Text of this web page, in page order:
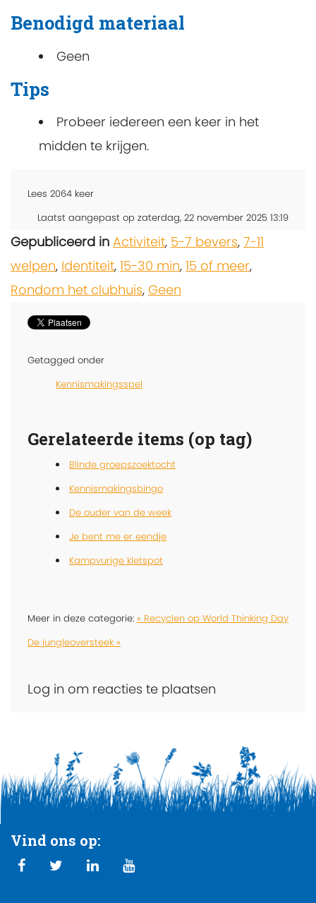
Benodigd materiaal
Geen
Tips
Probeer iedereen een keer in het
midden te krijgen.
Lees 2064 keer
Laatst aangepast op zaterdag, 22 november 2025 13:19
Gepubliceerd in Activiteit, 5-7 bevers, 7-11
welpen, Identiteit, 15-30 min, 15 of meer,
Rondom het clubhuis, Geen
Getagged onder
Kennismakingsspel
Gerelateerde items (op tag)
Blinde groepszoektocht
Kennismakingsbingo
De ouder van de week
Je bent me er eendje
Kampvurige kletspot
Meer in deze categorie: « Recyclen op World Thinking Day
De jungleoversteek »
Log in om reacties te plaatsen
Vind ons op: